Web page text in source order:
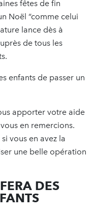
fêtes de fin
Noël “comme celui
lance dès à
de tous les
enfants de passer un
apporter votre aide
en remercions.
vous en avez la
une belle opération
DES